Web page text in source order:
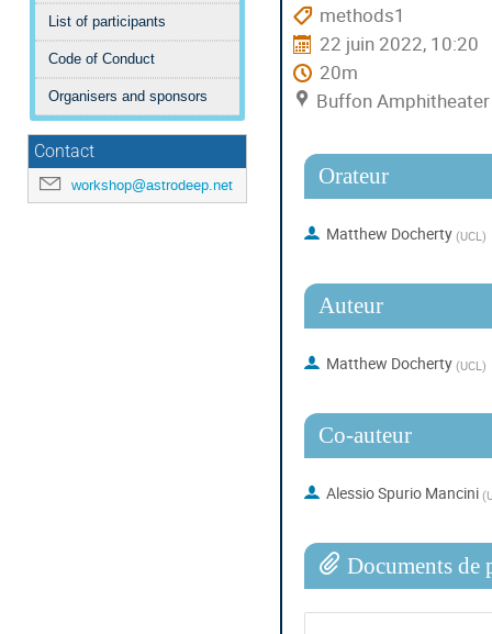
List of participants
Code of Conduct
Organisers and sponsors
Contact
workshop@astrodeep.net
methods1
22 juin 2022, 10:20
20m
Buffon
Orateur
Matthew Docherty (UCL )
Auteur
Matthew Docherty (UCL )
Co-auteur
Alessio Spurio Mancini (
Documents de